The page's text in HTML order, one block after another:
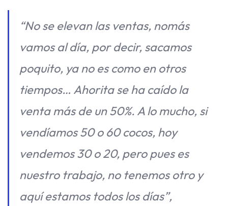
“No se elevan las ventas, nomás
vamos al día, por decir, sacamos
poquito, ya no es como en otros
tiempos… Ahorita se ha caído la
venta más de un 50%. A lo mucho, si
vendíamos 50 o 60 cocos, hoy
vendemos 30 o 20, pero pues es
nuestro trabajo, no tenemos otro y
aquí estamos todos los días”,